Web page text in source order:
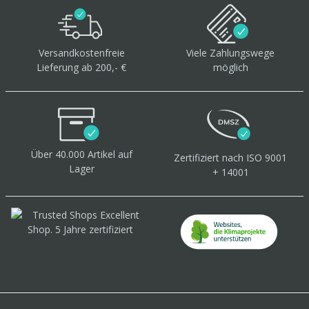
Versandkostenfreie
Lieferung ab 200,- €
Viele Zahlungswege
möglich
Über 40.000 Artikel auf
Lager
Zertifiziert nach ISO 9001
+ 14001